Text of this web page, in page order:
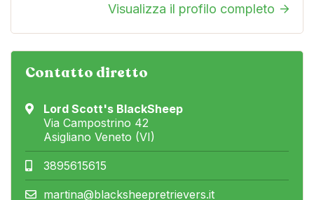
Visualizza il profilo completo
Contatto diretto
Lord Scott's BlackSheep
Via Campostrino 42
Asigliano Veneto (VI)
3895615615
martina@blacksheepretrievers.it